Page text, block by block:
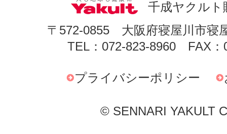
千成ヤクルト
〒572-0855 大阪府寝屋川市寝
TEL：072-823-8960 FAX：
プライバシーポリシー
© SENNARI YAKULT